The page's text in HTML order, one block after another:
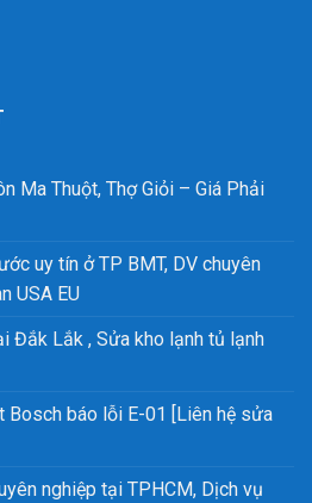
Ma Thuột, Thợ Giỏi – Giá Phải
uy tín ở TP BMT, DV chuyên
USA EU
Đắk Lắk , Sửa kho lạnh tủ lạnh
Bosch báo lỗi E-01 [Liên hệ sửa
nghiệp tại TPHCM, Dịch vụ